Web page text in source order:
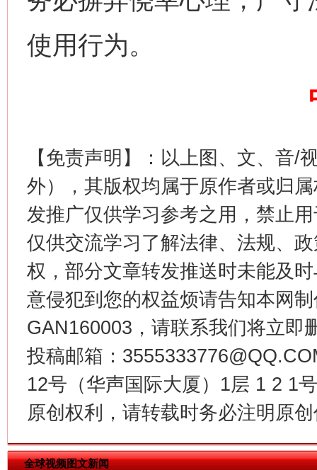
使用行为。
【免责声明】：以上图、文、音/
外），其版权均属于原作者或归
发推广仅供学习参考之用，禁止
仅供交流学习了解法律、法规、
权，部分文章转发推送时未能及
意侵犯到您的权益烦请告知本网
GAN160003，请联系我们将立即
投稿邮箱：
12号（华声国际大厦）1层 1 2 1
原创权利，请转载时务必注明原
全球视频图文新闻
在谋一域中谋全局
今
习近平的博鳌关键词
魏明亮